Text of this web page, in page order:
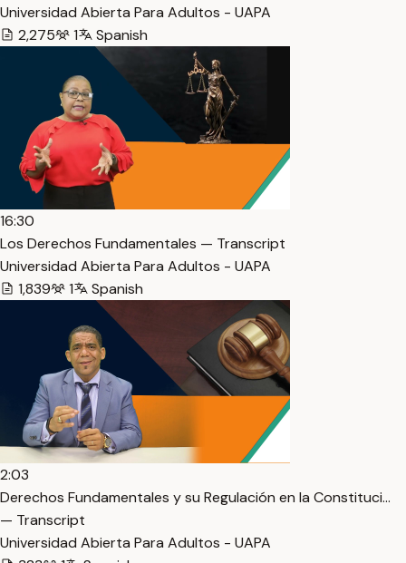
Universidad Abierta Para Adultos - UAPA
2,275
1 Spanish
16:30
Los Derechos Fundamentales — Transcript
Universidad Abierta Para Adultos - UAPA
1,839
1 Spanish
2:03
Derechos Fundamentales y su Regulación en la Constituci…
— Transcript
Universidad Abierta Para Adultos - UAPA